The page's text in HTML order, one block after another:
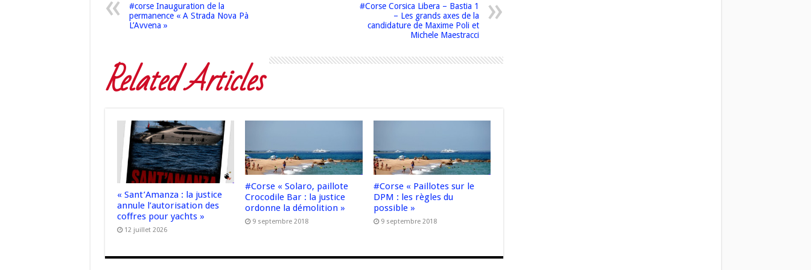
#corse Inauguration de la
permanence « A Strada Nova Pà
L’Avvena »
#Corse Corsica Libera – Bastia 1
– Les grands axes de la
candidature de Maxime Poli et
Michele Maestracci
Related Articles
« Sant’Amanza : la justice
annule l’autorisation des
coffres pour yachts »
12 juillet 2026
#Corse « Solaro, paillote
Crocodile Bar : la justice
ordonne la démolition »
9 septembre 2018
#Corse « Paillotes sur le
DPM : les règles du
possible »
9 septembre 2018